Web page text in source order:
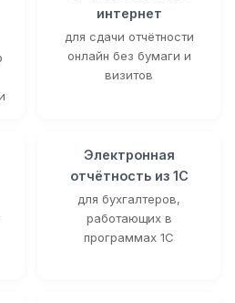
интернет
для сдачи отчётности
онлайн без бумаги и
визитов
Электронная
отчётность из 1С
для бухгалтеров,
работающих в
программах 1С